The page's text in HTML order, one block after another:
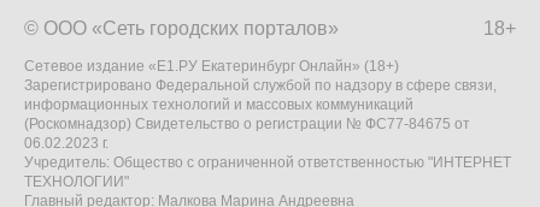
18+
© ООО «Сеть городских порталов»
Сетевое издание «Е1.РУ Екатеринбург Онлайн» (18+)
Зарегистрировано Федеральной службой по надзору в сфере связи,
информационных технологий и массовых коммуникаций
(Роскомнадзор) Свидетельство о регистрации № ФС77-84675 от
06.02.2023 г.
Учредитель: Общество с ограниченной ответственностью "ИНТЕРНЕТ
ТЕХНОЛОГИИ"
Главный редактор: Малкова Марина Андреевна